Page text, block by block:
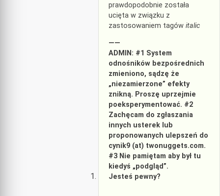
prawdopodobnie została
ucięta w związku z
zastosowaniem tagów italic
——
ADMIN: #1 System
odnośników bezpośrednich
zmieniono, sądzę że
„niezamierzone” efekty
znikną. Proszę uprzejmie
poeksperymentować. #2
Zachęcam do zgłaszania
innych usterek lub
proponowanych ulepszeń do
cynik9 (at) twonuggets.com.
#3 Nie pamiętam aby był tu
kiedyś „podgląd”.
Jesteś pewny?